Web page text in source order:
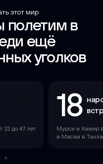
этот мир
полетим в
ещё
уголков
23 до 47 лет
18
Мурси и Хамер
и Масаи в